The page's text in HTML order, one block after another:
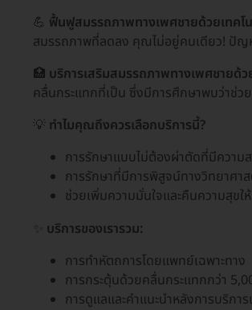
💪 ฟื้นฟูสมรรถภาพทางเพศชายด้วยเทคโ
สมรรถภาพที่ลดลง คุณไม่อยู่คนเดียว! ปั
🏥 บริการเสริมสมรรถภาพทางเพศชายด้
คลื่นกระแทกที่เป็น ซึ่งมีการศึกษาพบว่าช่ว
💡 ทำไมคุณถึงควรเลือกบริการนี้?
การรักษาแบบไม่ต้องผ่าตัดที่มีความ
การรักษาที่มีการพิสูจน์ทางวิทยาศา
ช่วยเพิ่มความมั่นใจและคืนความสุข
บริการของเรารวม:
การทำหัตถการโดยแพทย์เฉพาะทาง
การกระตุ้นด้วยคลื่นกระแทกกว่า
การดูแลและคำแนะนำหลังการบริการ